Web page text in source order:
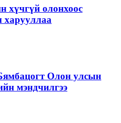
хүчгүй олонхоос
Олон улсын
мэндчилгээ